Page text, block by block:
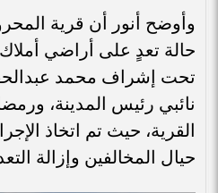
حالة تعدٍ على أراضي أملاك
تحت إشراف محمد
نائبي رئيس المدينة،
القرية، حيث تم اتخاذ
حيال المخالفين وإزالة